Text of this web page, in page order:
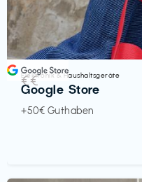
Elektronik & Haushaltsgeräte
Google Store
+50€ Guthaben
€€‎